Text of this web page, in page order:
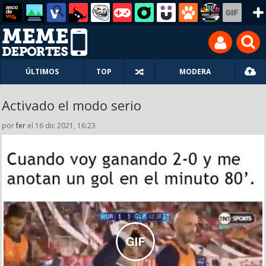
ÚLTIMOS TOP MODERA
Activado el modo serio
porfer el 16 dic 2021, 16:23